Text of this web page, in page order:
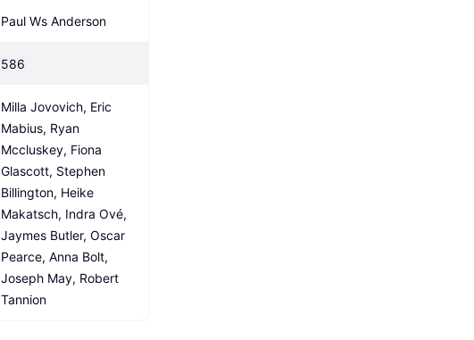
Paul Ws Anderson
586
Milla Jovovich, Eric
Mabius, Ryan
Mccluskey, Fiona
Glascott, Stephen
Billington, Heike
Makatsch, Indra Ové,
Jaymes Butler, Oscar
Pearce, Anna Bolt,
Joseph May, Robert
Tannion